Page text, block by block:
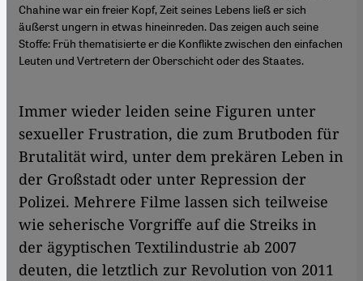
Chahine war ein freier Kopf, Zeit seines Lebens ließ er sich
äußerst ungern in etwas hineinreden. Das zeigen auch seine
Stoffe: Früh thematisierte er die Konflikte zwischen den einfachen
Leuten und Vertretern der Oberschicht oder des Staates.
Immer wieder leiden seine Figuren unter
sexueller Frustration, die zum Brutboden für
Brutalität wird, unter dem prekären Leben in
der Großstadt oder unter Repression der
Polizei. Mehrere Filme lassen sich teilweise
wie seherische Vorgriffe auf die Streiks in
der ägyptischen Textilindustrie ab 2007
deuten, die letztlich zur Revolution von 2011